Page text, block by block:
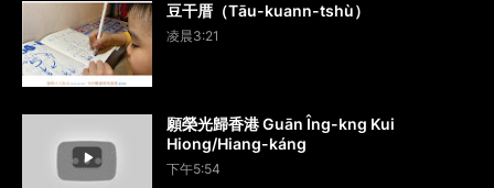
豆干厝（Tāu-kuann-tshù）
凌晨3:21
願榮光歸香港 Guān Îng-kng Kui
Hiong/Hiang-káng
下午5:54